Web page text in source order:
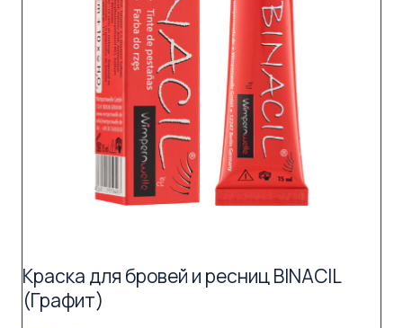
Краска для бровей и ресниц BINACIL
(Графит)